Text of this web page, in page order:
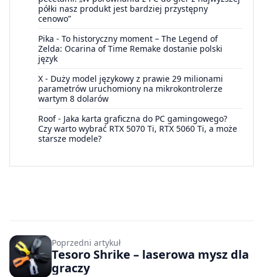
półki nasz produkt jest bardziej przystępny
cenowo”
Pika - To historyczny moment – The Legend of
Zelda: Ocarina of Time Remake dostanie polski
język
X - Duży model językowy z prawie 29 milionami
parametrów uruchomiony na mikrokontrolerze
wartym 8 dolarów
Roof- Jaka karta graficzna do PC gamingowego?
Czy warto wybrać RTX 5070 Ti, RTX 5060 Ti, a może
starsze modele?
Poprzedni artykuł
Tesoro Shrike – laserowa mysz dla
graczy